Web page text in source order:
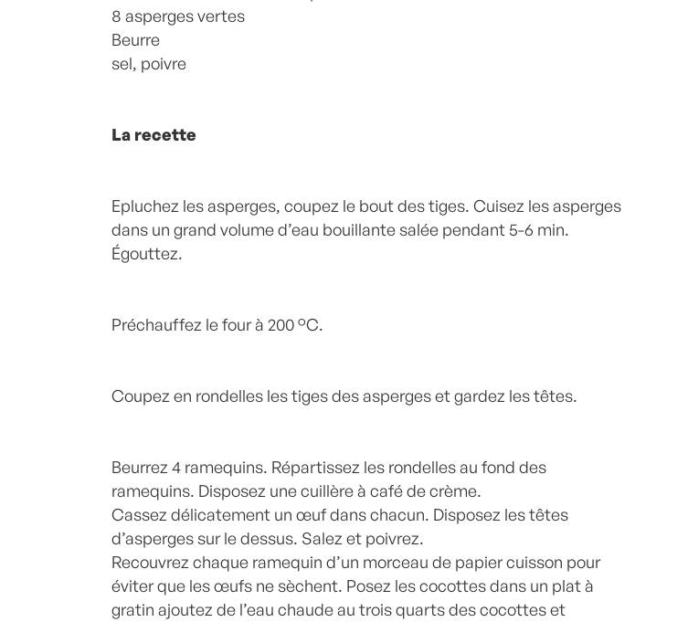
8 asperges vertes
Beurre
sel, poivre
La recette
Epluchez les asperges, coupez le bout des tiges. Cuisez les asperges
dans un grand volume d’eau bouillante salée pendant 5-6 min.
Égouttez.
Préchauffez le four à 200 °C.
Coupez en rondelles les tiges des asperges et gardez les têtes.
Beurrez 4 ramequins. Répartissez les rondelles au fond des
ramequins. Disposez une cuillère à café de crème.
Cassez délicatement un œuf dans chacun. Disposez les têtes
d’asperges sur le dessus. Salez et poivrez.
Recouvrez chaque ramequin d’un morceau de papier cuisson pour
éviter que les œufs ne sèchent. Posez les cocottes dans un plat à
gratin ajoutez de l’eau chaude au trois quarts des cocottes et